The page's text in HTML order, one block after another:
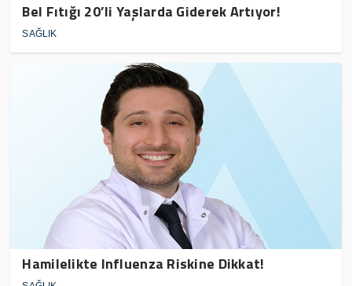
Bel Fıtığı 20’li Yaşlarda Giderek Artıyor!
SAĞLIK
Hamilelikte Influenza Riskine Dikkat!